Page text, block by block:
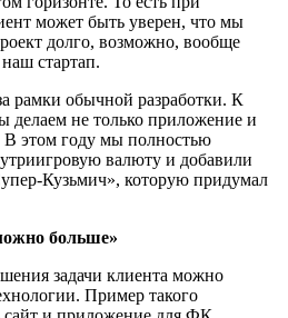
может быть уверен, что мы
долго, возможно, вообще
стартап.
рамки обычной разработки. К
делаем не только приложение и
этом году мы полностью
валюту и добавили
Кузьмич», которую придумал
больше»
задачи клиента можно
Пример такого